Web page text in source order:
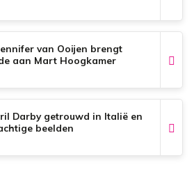
van Ooijen brengt
aan Mart Hoogkamer
Darby getrouwd in Italië en
beelden